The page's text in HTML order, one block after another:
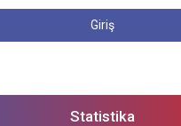
Statistika